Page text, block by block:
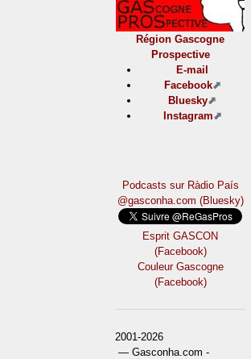
Région Gascogne
Prospective
E-mail
Facebook
Bluesky
Instagram
Podcasts sur Ràdio País
@gasconha.com (Bluesky)
Esprit GASCON
(Facebook)
Couleur Gascogne
(Facebook)
2001-2026
— Gasconha.com -